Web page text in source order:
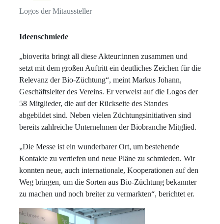
Logos der Mitaussteller
Ideenschmiede
„bioverita bringt all diese Akteur:innen zusammen und
setzt mit dem großen Auftritt ein deutliches Zeichen für die
Relevanz der Bio-Züchtung“, meint Markus Johann,
Geschäftsleiter des Vereins. Er verweist auf die Logos der
58 Mitglieder, die auf der Rückseite des Standes
abgebildet sind. Neben vielen Züchtungsinitiativen sind
bereits zahlreiche Unternehmen der Biobranche Mitglied.
„Die Messe ist ein wunderbarer Ort, um bestehende
Kontakte zu vertiefen und neue Pläne zu schmieden. Wir
konnten neue, auch internationale, Kooperationen auf den
Weg bringen, um die Sorten aus Bio-Züchtung bekannter
zu machen und noch breiter zu vermarkten“, berichtet er.